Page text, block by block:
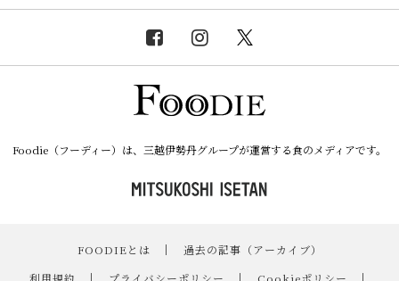
Foodie（フーディー）は、三越伊勢丹グループが運営する食のメディアです。
FOODIEとは ｜
過去の記事（アーカイブ）
｜
利用規約 ｜ プライバシーポリシー ｜ Cookieポリシー ｜